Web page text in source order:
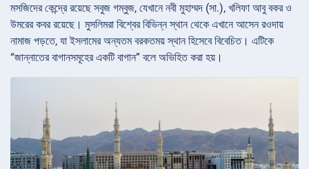
মসজিদের কেন্দ্রে রয়েছে সবুজ গম্বুজ, যেখানে নবী মুহাম্মদ (সা.), খলিফা আবু বকর ও
উমরের কবর রয়েছে। মুসলিমরা বিশ্বের বিভিন্ন স্থান থেকে এখানে আসেন রওদায়
নামাজ পড়তে, যা ইসলামের অন্যতম বরকতময় স্থান হিসেবে বিবেচিত। এটিকে
“জান্নাতের বাগানসমূহের একটি বাগান” বলে অভিহিত করা হয়।